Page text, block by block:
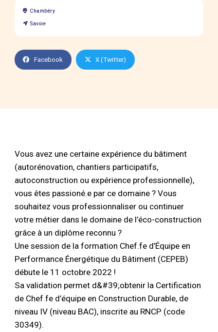
Chambéry
Savoie
Facebook X (Twitter)
Vous avez une certaine expérience du bâtiment
(autorénovation, chantiers participatifs,
autoconstruction ou expérience professionnelle),
vous êtes passioné.e par ce domaine ? Vous
souhaitez vous professionnaliser ou continuer
votre métier dans le domaine de l’éco-construction
grâce à un diplôme reconnu ?
Une session de la formation Chef.fe d’Équipe en
Performance Énergétique du Bâtiment (CEPEB)
débute le 11 octobre 2022 !
Sa validation permet d&#39;obtenir la Certification
de Chef.fe d’équipe en Construction Durable, de
niveau IV (niveau BAC), inscrite au RNCP (code
30349).